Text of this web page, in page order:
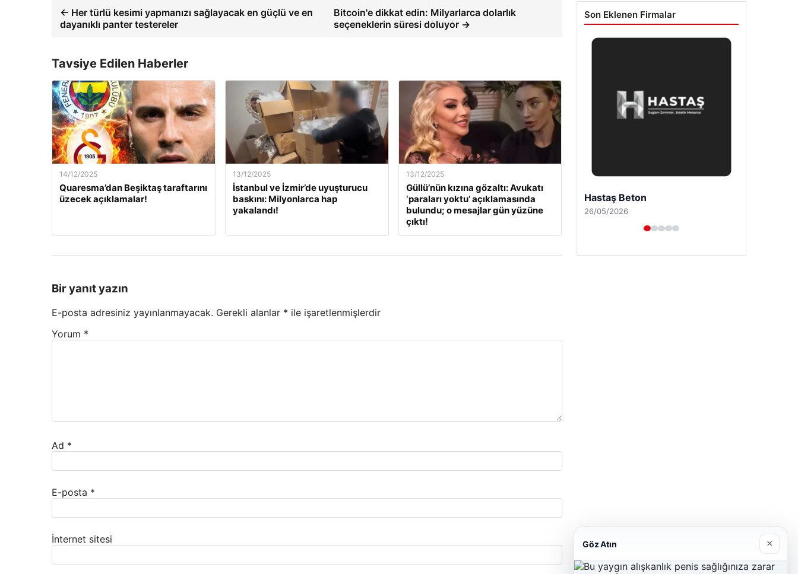
← Her türlü kesimi yapmanızı sağlayacak en güçlü ve en
dayanıklı panter testereler
Bitcoin'e dikkat edin: Milyarlarca dolarlık
seçeneklerin süresi doluyor →
Tavsiye Edilen Haberler
14/12/2025
Quaresma’dan Beşiktaş taraftarını
üzecek açıklamalar!
13/12/2025
İstanbul ve İzmir’de uyuşturucu
baskını: Milyonlarca hap
yakalandı!
13/12/2025
Güllü’nün kızına gözaltı: Avukatı
‘paraları yoktu’ açıklamasında
bulundu; o mesajlar gün yüzüne
çıktı!
Bir yanıt yazın
E-posta adresiniz yayınlanmayacak. Gerekli alanlar * ile işaretlenmişlerdir
Yorum *
Ad *
E-posta *
İnternet sitesi
Son Eklenen Firmalar
Enes Kaplan Avukatlık Bürosu
28/04/2026
Göz Atın ×